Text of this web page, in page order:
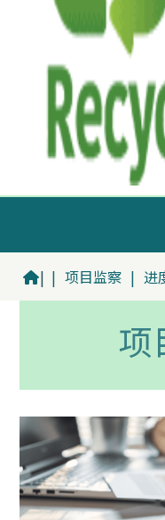
| | 项目监察 | 进
项